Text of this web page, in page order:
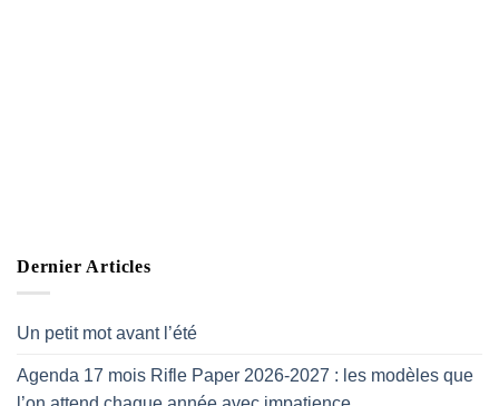
Dernier Articles
Un petit mot avant l’été
Agenda 17 mois Rifle Paper 2026-2027 : les modèles que